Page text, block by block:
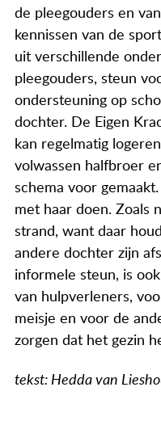
de pleegouders en
kennissen van de
uit verschillende
pleegouders, steun
ondersteuning op
dochter. De Eigen
kan regelmatig
volwassen halfbroer
schema voor
met haar doen. Zoals
strand, want daar
andere dochter zijn
informele steun, is
van hulpverleners,
meisje en voor de
zorgen dat het gezin
tekst: Hedda van